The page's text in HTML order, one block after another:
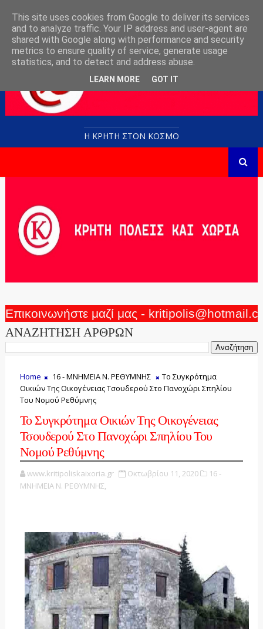
Η ΚΡΗΤΗ ΣΤΟN KOΣΜΟ
Επικοινωνήστε μαζί μας -
ΑΝΑΖΗΤΗΣΗ ΑΡΘΡΩΝ
Home 16 - ΜΝΗΜΕΙΑ Ν. ΡΕΘΥΜΝΗΣ
Το Συγκρότημα
Οικιών Της Οικογένειας Τσουδερού Στο Πανοχώρι Σπηλίου
Του Νομού Ρεθύμνης
Το Συγκρότημα Οικιών Της Οικογένειας
Τσουδερού Στο Πανοχώρι Σπηλίου Του
Νομού Ρεθύμνης
www.kritipoliskaixoria.gr Οκτωβρίου 11, 2020
16 -
ΜΝΗΜΕΙΑ Ν. ΡΕΘΥΜΝΗΣ,
This site uses cookies from Google to deliver its services
and to analyze traffic. Your IP address and user-agent are
shared with Google along with performance and security
metrics to ensure quality of service, generate usage
statistics, and to detect and address abuse.
LEARN MORE GOT IT